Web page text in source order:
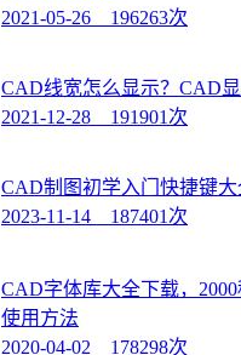
2021-05-26 196263次
CAD线宽怎么显示？CAD
2021-12-28 191901次
CAD制图初学入门快捷键大
2023-11-14 187401次
CAD字体库大全下载，
使用方法
2020-04-02 178298次